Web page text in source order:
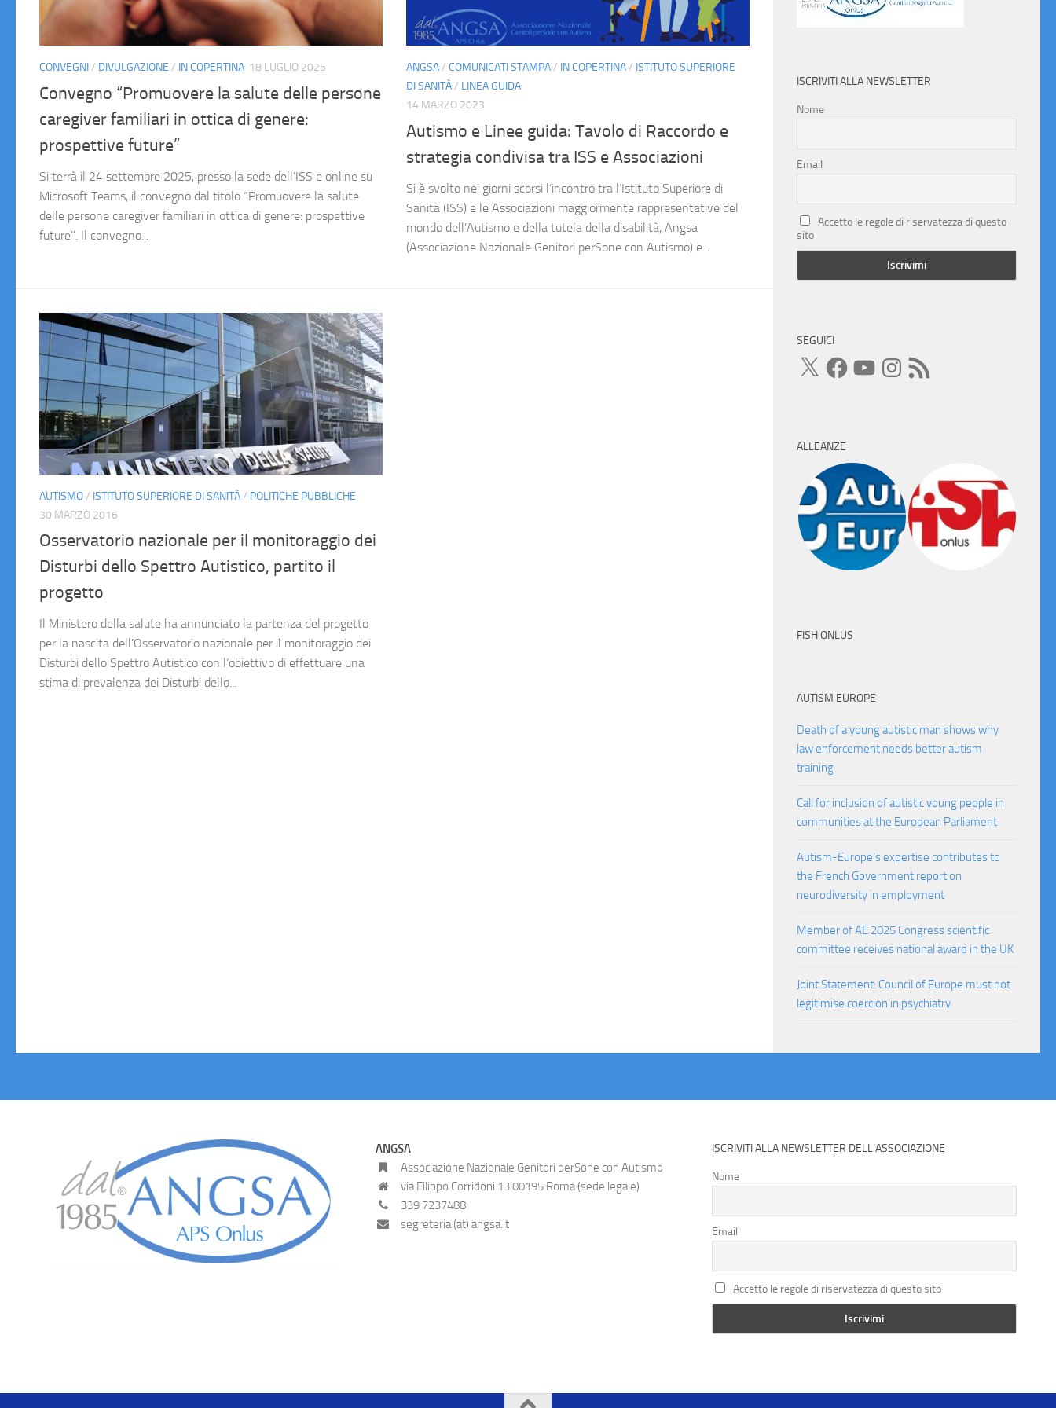
CONVEGNI/ DIVULGAZIONE / IN COPERTINA 18 LUGLIO 2025
Convegno “Promuovere la salute delle persone
caregiver familiari in ottica di genere:
prospettive future”
Si terrà il 24 settembre 2025, presso la sede dell’ISS e online su
Microsoft Teams, il convegno dal titolo “Promuovere la salute
delle persone caregiver familiari in ottica di genere: prospettive
future”. Il convegno...
ANGSA/ COMUNICATI STAMPA/ IN COPERTINA/ ISTITUTO SUPERIORE
DI SANITÀ/ LINEA GUIDA
14 MARZO 2023
Autismo e Linee guida: Tavolo di Raccordo e
strategia condivisa tra ISS e Associazioni
Si è svolto nei giorni scorsi l’incontro tra l’Istituto Superiore di
Sanità (ISS) e le Associazioni maggiormente rappresentative del
mondo dell’Autismo e della tutela della disabilità, Angsa
(Associazione Nazionale Genitori perSone con Autismo) e...
AUTISMO/ ISTITUTO SUPERIORE DI SANITÀ/ POLITICHE PUBBLICHE
30 MARZO 2016
Osservatorio nazionale per il monitoraggio dei
Disturbi dello Spettro Autistico, partito il
progetto
Il Ministero della salute ha annunciato la partenza del progetto
per la nascita dell’Osservatorio nazionale per il monitoraggio dei
Disturbi dello Spettro Autistico con l’obiettivo di effettuare una
stima di prevalenza dei Disturbi dello...
ISCRIVITI ALLA NEWSLETTER
Nome
Email
Accetto le regole di riservatezza di questo
sito
SEGUICI
X FacebookYouTubeInstagram
Feed
RSS
ALLEANZE
FISH ONLUS
AUTISM EUROPE
Death of a young autistic man shows why
law enforcement needs better autism
training
Call for inclusion of autistic young people in
communities at the European Parliament
Autism-Europe’s expertise contributes to
the French Government report on
neurodiversity in employment
Member of AE 2025 Congress scientific
committee receives national award in the UK
Joint Statement: Council of Europe must not
legitimise coercion in psychiatry
ANGSA
Associazione Nazionale Genitori perSone con Autismo
via Filippo Corridoni 13 00195 Roma (sede legale)
339 7237488
segreteria (at) angsa.it
ISCRIVITI ALLA NEWSLETTER DELL’ASSOCIAZIONE
Nome
Email
Accetto le regole di riservatezza di questo sito